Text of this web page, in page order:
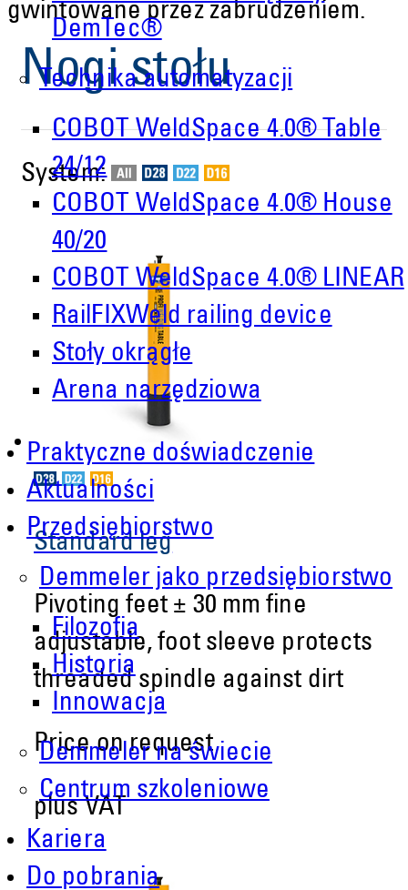
DemTec®
Technika automatyzacji
COBOT WeldSpace 4.0® Table
24/12
COBOT WeldSpace 4.0® House
40/20
COBOT WeldSpace 4.0® LINEAR
RailFIXWeld railing device
Stoły okrągłe
Arena narzędziowa
Praktyczne doświadczenie
Aktualności
Przedsiębiorstwo
Demmeler jako przedsiębiorstwo
Filozofia
Historia
Innowacja
Demmeler na świecie
Centrum szkoleniowe
Kariera
Do pobrania
gwintowane przez zabrudzeniem.
Nogi stołu
System:
Standard leg
Pivoting feet ± 30 mm fine
adjustable, foot sleeve protects
threaded spindle against dirt
Price on request
plus VAT